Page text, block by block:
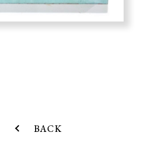
BACK